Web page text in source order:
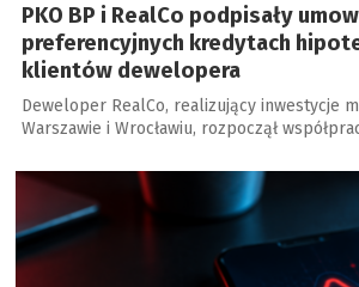
PKO BP i RealCo podpisały
preferencyjnych kredytach
klientów dewelopera
Deweloper RealCo, realizujący inwestycje
Warszawie i Wrocławiu, rozpoczął
a